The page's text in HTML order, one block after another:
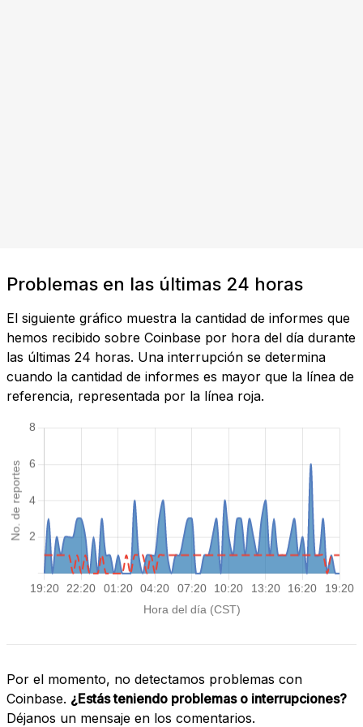
Problemas en las últimas 24 horas
El siguiente gráfico muestra la cantidad de informes que
hemos recibido sobre Coinbase por hora del día durante
las últimas 24 horas. Una interrupción se determina
cuando la cantidad de informes es mayor que la línea de
referencia, representada por la línea roja.
Por el momento, no detectamos problemas con
Coinbase. ¿Estás teniendo problemas o interrupciones?
Déjanos un mensaje en los comentarios.